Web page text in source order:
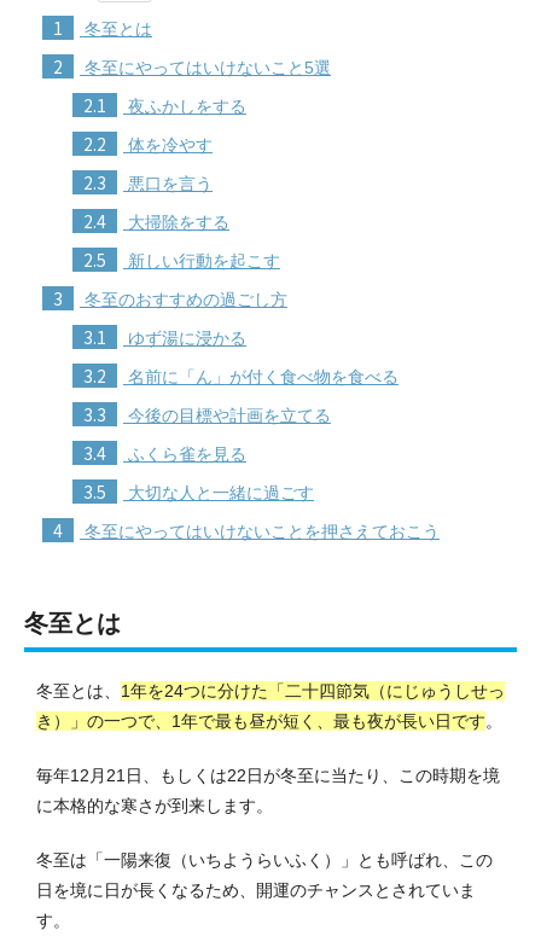
1 冬至とは
2 冬至にやってはいけないこと5選
2.1 夜ふかしをする
2.2 体を冷やす
2.3 悪口を言う
2.4 大掃除をする
2.5 新しい行動を起こす
3 冬至のおすすめの過ごし方
3.1 ゆず湯に浸かる
3.2 名前に「ん」が付く食べ物を食べる
3.3 今後の目標や計画を立てる
3.4 ふくら雀を見る
3.5 大切な人と一緒に過ごす
4 冬至にやってはいけないことを押さえておこう
冬至とは
冬至とは、 1年を24つに分けた「二十四節気（にじゅうしせっ
き）」の一つで、1年で最も昼が短く、最も夜が長い日です。
毎年12月21日、もしくは22日が冬至に当たり、この時期を境
に本格的な寒さが到来します。
冬至は「一陽来復（いちようらいふく）」とも呼ばれ、この
日を境に日が長くなるため、開運のチャンスとされていま
す。